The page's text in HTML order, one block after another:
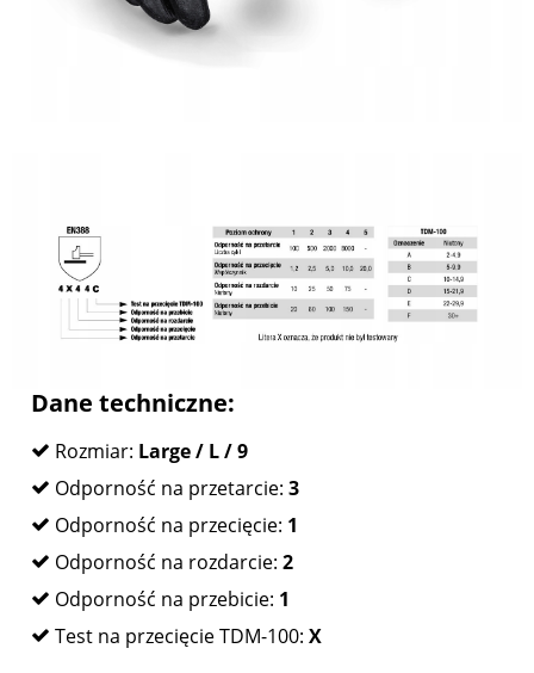
Dane techniczne:
Rozmiar: Large / L / 9
Odporność na przetarcie: 3
Odporność na przecięcie: 1
Odporność na rozdarcie: 2
Odporność na przebicie: 1
Test na przecięcie TDM-100: X